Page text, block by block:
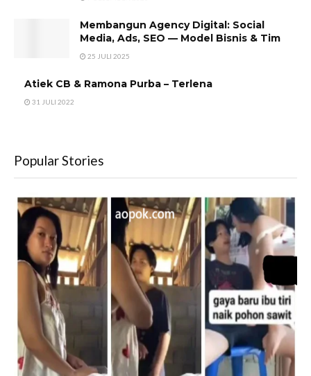
Membangun Agency Digital: Social
Media, Ads, SEO — Model Bisnis & Tim
25 JULI 2025
Atiek CB & Ramona Purba – Terlena
31 JULI 2022
Popular Stories